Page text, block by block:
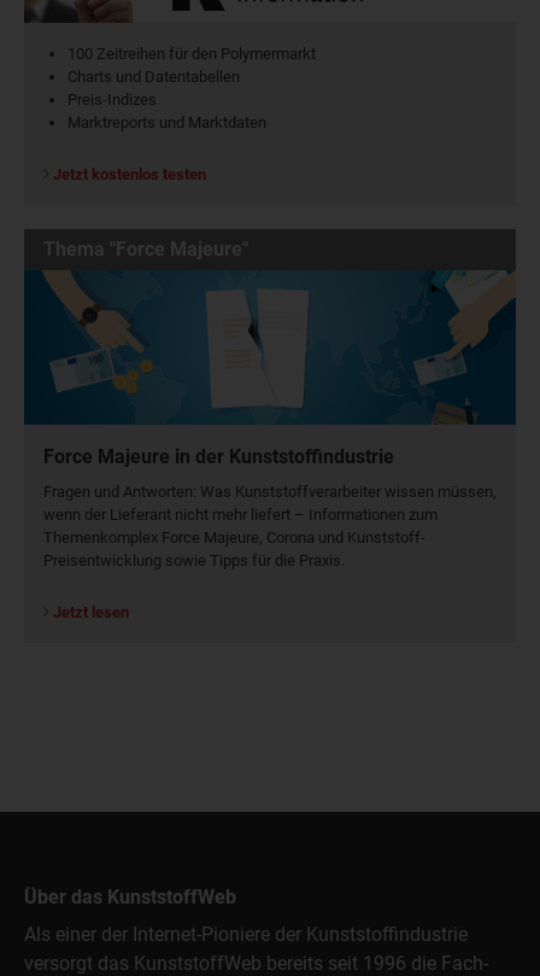
100 Zeitreihen für den Polymermarkt
Charts und Datentabellen
Preis-Indizes
Marktreports und Marktdaten
Jetzt kostenlos testen
Thema "Force Majeure"
Force Majeure in der Kunststoffindustrie
Fragen und Antworten: Was Kunst­stoff­verarbeiter wissen müssen,
wenn der Lieferant nicht mehr liefert – Informationen zum
Themenkomplex Force Majeure, Corona und Kunststoff-
Preisentwicklung sowie Tipps für die Praxis.
Jetzt lesen
Über das KunststoffWeb
Als einer der Internet-Pioniere der Kunststoffindustrie
versorgt das KunststoffWeb bereits seit 1996 die Fach-